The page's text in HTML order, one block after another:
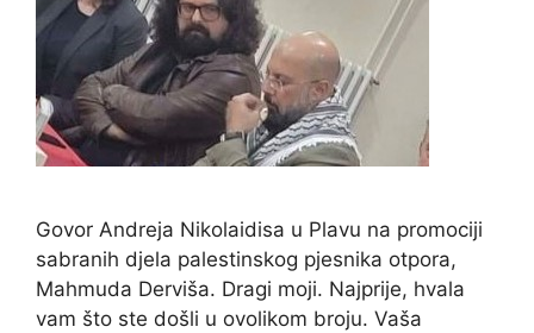
Govor Andreja Nikolaidisa u Plavu na promociji
sabranih djela palestinskog pjesnika otpora,
Mahmuda Derviša. Dragi moji. Najprije, hvala
vam što ste došli u ovolikom broju. Vaša